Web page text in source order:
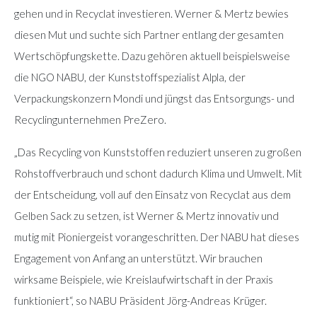
gehen und in Recyclat investieren. Werner & Mertz bewies
diesen Mut und suchte sich Partner entlang der gesamten
Wertschöpfungskette. Dazu gehören aktuell beispielsweise
die NGO NABU, der Kunststoffspezialist Alpla, der
Verpackungskonzern Mondi und jüngst das Entsorgungs- und
Recyclingunternehmen PreZero.
„Das Recycling von Kunststoffen reduziert unseren zu großen
Rohstoffverbrauch und schont dadurch Klima und Umwelt. Mit
der Entscheidung, voll auf den Einsatz von Recyclat aus dem
Gelben Sack zu setzen, ist Werner & Mertz innovativ und
mutig mit Pioniergeist vorangeschritten. Der NABU hat dieses
Engagement von Anfang an unterstützt. Wir brauchen
wirksame Beispiele, wie Kreislaufwirtschaft in der Praxis
funktioniert“, so NABU Präsident Jörg-Andreas Krüger.